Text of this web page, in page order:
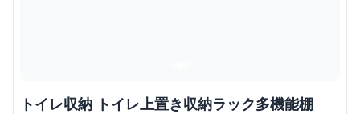
トイレ収納 トイレ上置き収納ラック多機能棚